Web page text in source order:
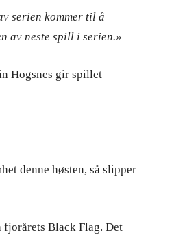
serien kommer til å
av neste spill i serien.»
Hogsnes gir spillet
denne høsten, så slipper
fjorårets Black Flag. Det